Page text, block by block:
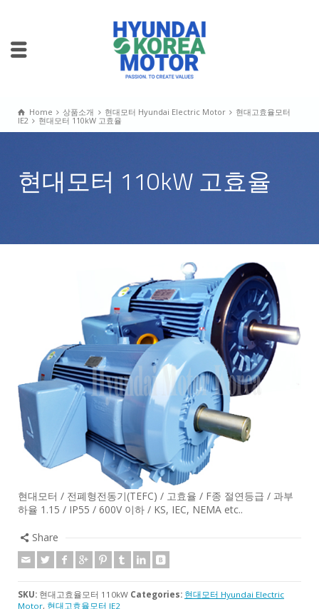
Home 상품소개 현대모터 Hyundai Electric Motor
현대고효율모터
IE2
현대모터 110kW 고효율
현대모터 110kW 고효율
현대모터 / 전폐형전동기(TEFC) / 고효율 / F종 절연등급 / 과부
하율 1.15 / IP55 / 600V 이하 / KS, IEC, NEMA etc..
Share
SKU: 현대고효율모터 110kW Categories: 현대모터 Hyundai Electric
Motor, 현대고효율모터 IE2